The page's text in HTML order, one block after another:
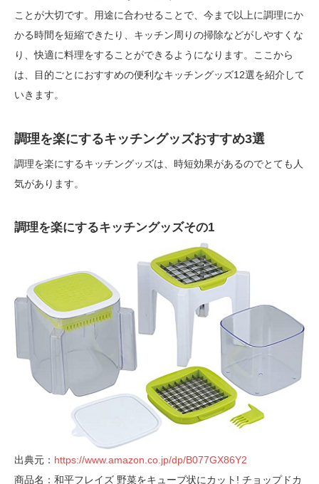
ことが大切です。用途に合わせることで、今まで以上に調理にか
かる時間を短縮できたり、キッチン周りの掃除などがしやすくな
り、快適に料理をすることができるようになります。ここから
は、目的ごとにおすすめの便利なキッチングッズ12選を紹介して
いきます。
調理を楽にするキッチングッズおすすめ3選
調理を楽にするキッチングッズは、時短効果があるのでとても人
気があります。
調理を楽にするキッチングッズその1
出典元： https://www.amazon.co.jp/dp/B077GX86Y2
商品名：和平フレイズ 野菜をキューブ状にカット! チョップドカ